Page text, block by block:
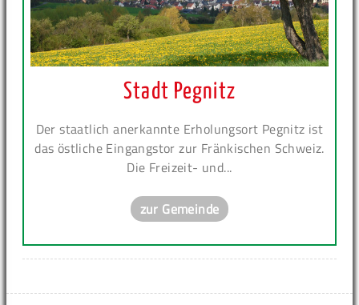
Stadt Pegnitz
Der staatlich anerkannte Erholungsort Pegnitz ist
das östliche Eingangstor zur Fränkischen Schweiz.
Die Freizeit- und...
zur Gemeinde